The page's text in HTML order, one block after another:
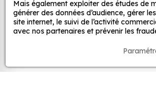
la surface souhaitée. Vous
d’une raclette si besoin.
Une durabilité élevée : nos
fabriqués à partir de
qualité, ce qui leur confère une
durabilité. Ils peuvent résister
Aide
Mais également exploiter des études de
générer des données d’audience, gérer
site internet, le suivi de l’activité
avec nos partenaires et prévenir les